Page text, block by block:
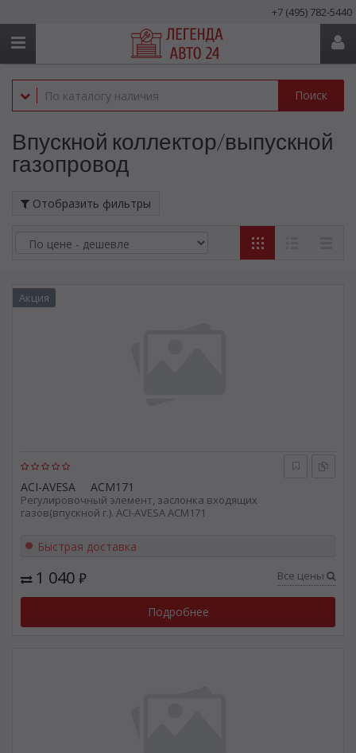
+7 (495) 782-5440
Поиск
Впускной коллектор/выпускной
газопровод
Отобразить фильтры
ACI-AVESA ACM171
Регулировочный элемент, заслонка входящих
газов(впускной г.). ACI-AVESA ACM171
Акция
Быстрая доставка
1 040 ₽ Все цены
Подробнее